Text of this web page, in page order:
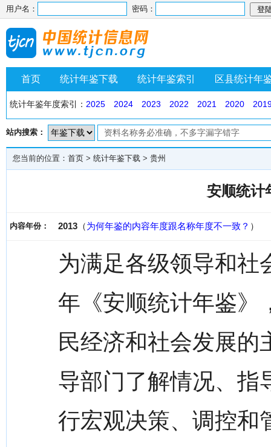
用户名： 密码：
首页 统计年鉴下载 统计年鉴索引 区县统计年
统计年鉴年度索引： 2025 2024 2023 2022 2021 2020
站内搜索：
您当前的位置： 首页 > 统计年鉴下载 > 贵州
安顺统计
内容年份： 2013 （为何年鉴的内容年度跟名称年度不一致？ ）
为满足各级领导和社
年《安顺统计年鉴》
民经济和社会发展的
导部门了解情况、指
行宏观决策、调控和